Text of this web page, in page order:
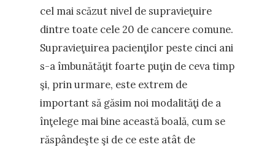
cel mai scăzut nivel de supravieţuire
dintre toate cele 20 de cancere comune.
Supravieţuirea pacienţilor peste cinci ani
s-a îmbunătăţit foarte puţin de ceva timp
şi, prin urmare, este extrem de
important să găsim noi modalităţi de a
înţelege mai bine această boală, cum se
răspândeşte şi de ce este atât de